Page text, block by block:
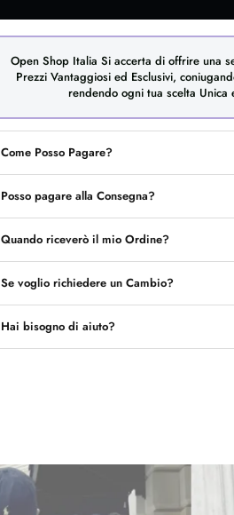
Open Shop Italia Si accerta di offrire una
Prezzi Vantaggiosi ed Esclusivi,
rendendo ogni tua scelta Unica
Come Posso Pagare?
Posso pagare alla Consegna?
Quando riceverò il mio Ordine?
Se voglio richiedere un Cambio?
Hai bisogno di aiuto?